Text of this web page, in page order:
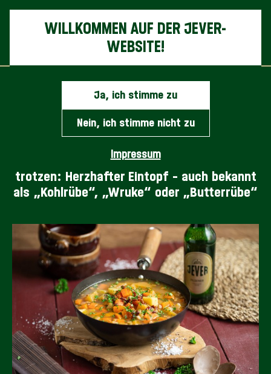
WILLKOMMEN AUF DER JEVER-
WEBSITE!
Ja, ich stimme zu
Nein, ich stimme nicht zu
Impressum
NORDDEUTSCHER
STECKRÜBENEINTOPF
Perfekt abgestimmt, um der Kälte zu
trotzen: Herzhafter Eintopf – auch bekannt
als „Kohlrübe“, „Wruke“ oder „Butterrübe“